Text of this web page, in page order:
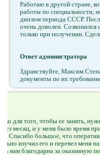
Работаю в другой стране,
работы по специальности,
диплом периода СССР.
очень доволен. Созвонился
только при получении.
Ответ администратора
Здравствуйте, Максим
документы по их
для того, чтобы ее занять,
месяц, и у меня было время
Спасибо большое, что
изучил его и перевел меня
вам благодарна за оказанную